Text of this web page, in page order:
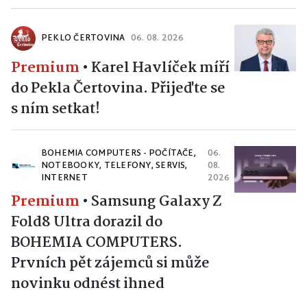
PEKLO ČERTOVINA 06. 08. 2026
Premium • Karel Havlíček míří
do Pekla Čertovina. Přijeďte se
s ním setkat!
BOHEMIA COMPUTERS - POČÍTAČE,
NOTEBOOKY, TELEFONY, SERVIS,
INTERNET
06.
08.
2026
Premium • Samsung Galaxy Z
Fold8 Ultra dorazil do
BOHEMIA COMPUTERS.
Prvních pět zájemců si může
novinku odnést ihned